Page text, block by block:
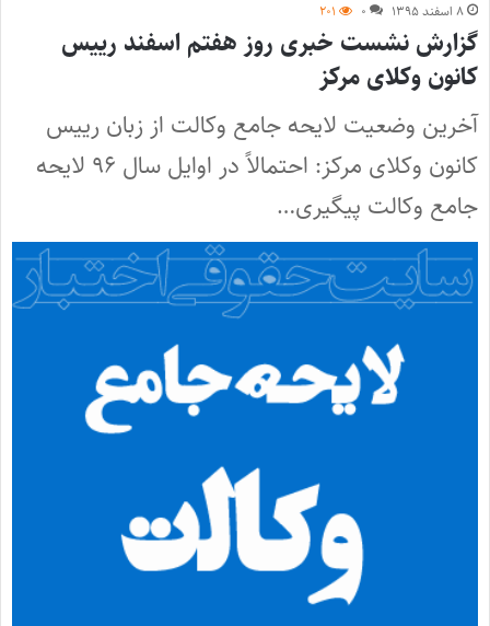
۸ اسفند ۱۳۹۵ ۰ ۲۰۱
گزارش نشست خبری روز هفتم اسفند رییس
کانون وکلای مرکز
آخرین وضعیت لایحه جامع وکالت از زبان رییس
کانون وکلای مرکز: احتمالاً در اوایل سال ۹۶ لایحه
جامع وکالت پیگیری…